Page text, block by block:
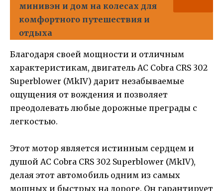
минивэн и дом на колесах для
комфортного путешествия и
отдыха
Благодаря своей мощности и отличным
характеристикам, двигатель AC Cobra CRS 302
Superblower (MkIV) дарит незабываемые
ощущения от вождения и позволяет
преодолевать любые дорожные преграды с
легкостью.
Этот мотор является истинным сердцем и
душой AC Cobra CRS 302 Superblower (MkIV),
делая этот автомобиль одним из самых
мощных и быстрых на дороге. Он гарантирует